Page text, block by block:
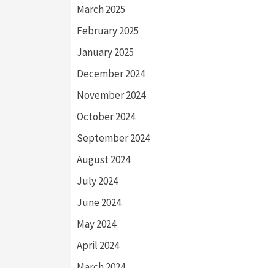
March 2025
February 2025
January 2025
December 2024
November 2024
October 2024
September 2024
August 2024
July 2024
June 2024
May 2024
April 2024